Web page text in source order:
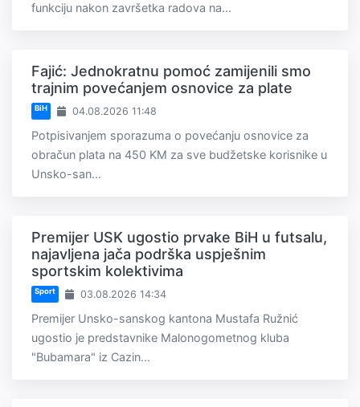
funkciju nakon završetka radova na...
Fajić: Jednokratnu pomoć zamijenili smo
trajnim povećanjem osnovice za plate
BiH 04.08.2026 11:48
Potpisivanjem sporazuma o povećanju osnovice za
obračun plata na 450 KM za sve budžetske korisnike u
Unsko-san...
Premijer USK ugostio prvake BiH u futsalu,
najavljena jača podrška uspješnim
sportskim kolektivima
Sport 03.08.2026 14:34
Premijer Unsko-sanskog kantona Mustafa Ružnić
ugostio je predstavnike Malonogometnog kluba
"Bubamara" iz Cazin...